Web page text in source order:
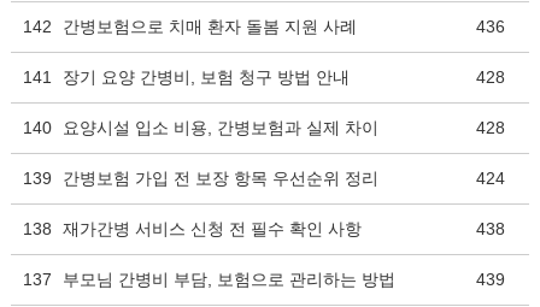
142 간병보험으로 치매 환자 돌봄 지원 사례 436
141 장기 요양 간병비, 보험 청구 방법 안내 428
140 요양시설 입소 비용, 간병보험과 실제 차이 428
139 간병보험 가입 전 보장 항목 우선순위 정리 424
138 재가간병 서비스 신청 전 필수 확인 사항 438
137 부모님 간병비 부담, 보험으로 관리하는 방법 439